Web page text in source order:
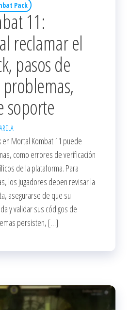
Pack
11:
reclamar el
pasos de
soporte
en Mortal Kombat 11 puede
como errores de verificación
de la plataforma. Para
los jugadores deben revisar la
asegurarse de que su
y validar sus códigos de
persisten, […]